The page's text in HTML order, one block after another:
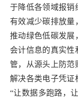
于降低各领域报销
有效减少碳排放量
推动绿色低碳发展
会计信息的真实性
管，从源头上防范
解决各类电子凭证
“让数据多跑路，